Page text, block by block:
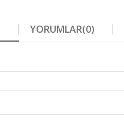
YORUMLAR(0)